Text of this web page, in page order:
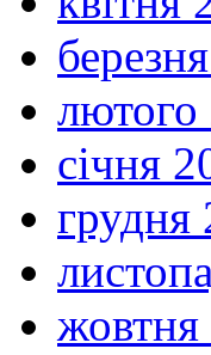
січня
грудня